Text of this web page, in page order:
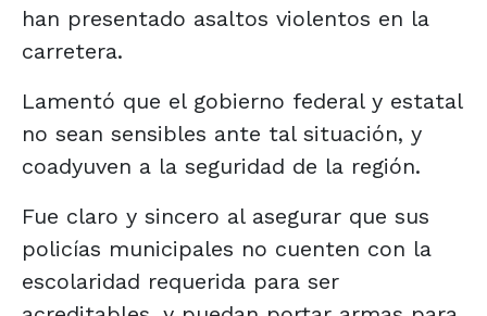
han presentado asaltos violentos en la
carretera.
Lamentó que el gobierno federal y estatal
no sean sensibles ante tal situación, y
coadyuven a la seguridad de la región.
Fue claro y sincero al asegurar que sus
policías municipales no cuenten con la
escolaridad requerida para ser